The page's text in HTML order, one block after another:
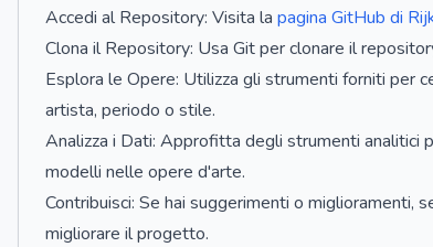
Accedi al Repository: Visita la pagina GitHub di
Clona il Repository: Usa Git per clonare il
Esplora le Opere: Utilizza gli strumenti forniti per
artista, periodo o stile.
Analizza i Dati: Approfitta degli strumenti analitici
modelli nelle opere d'arte.
Contribuisci: Se hai suggerimenti o miglioramenti,
migliorare il progetto.